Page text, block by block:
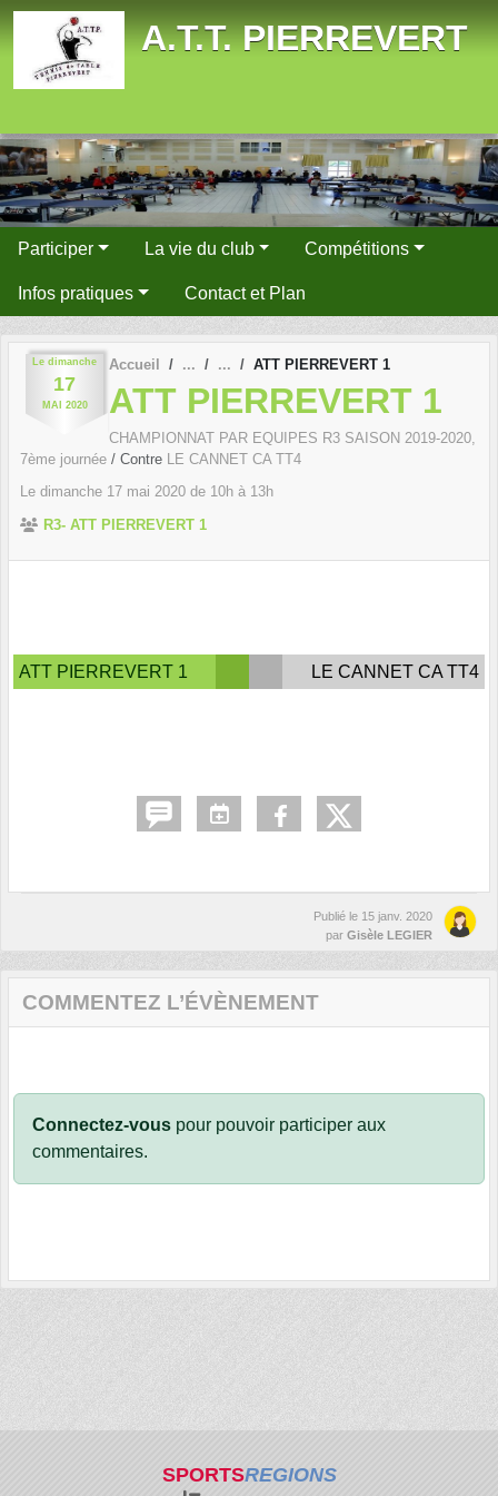
A.T.T. PIERREVERT
Participer La vie du club Compétitions
Infos pratiques Contact et Plan
Le dimanche
17
MAI 2020
Accueil ATT PIERREVERT 1
ATT PIERREVERT 1
CHAMPIONNAT PAR EQUIPES R3 SAISON 2019-2020,
7ème journée / Contre LE CANNET CA TT4
Le dimanche 17 mai 2020 de 10h à 13h
R3- ATT PIERREVERT 1
ATT PIERREVERT 1 LE CANNET CA TT4
Publié le 15 janv. 2020
par Gisèle LEGIER
COMMENTEZ L’ÉVÈNEMENT
Connectez-vous pour pouvoir participer aux
commentaires.
SPORTSREGIONS
Panneau de gestion des cookies